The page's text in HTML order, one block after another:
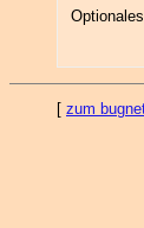
[ zum